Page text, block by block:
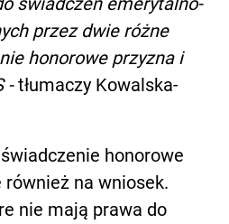
przez dwie różne
honorowe przyzna i
-tłumaczy Kowalska-
honorowe
również na wniosek.
nie mają prawa do